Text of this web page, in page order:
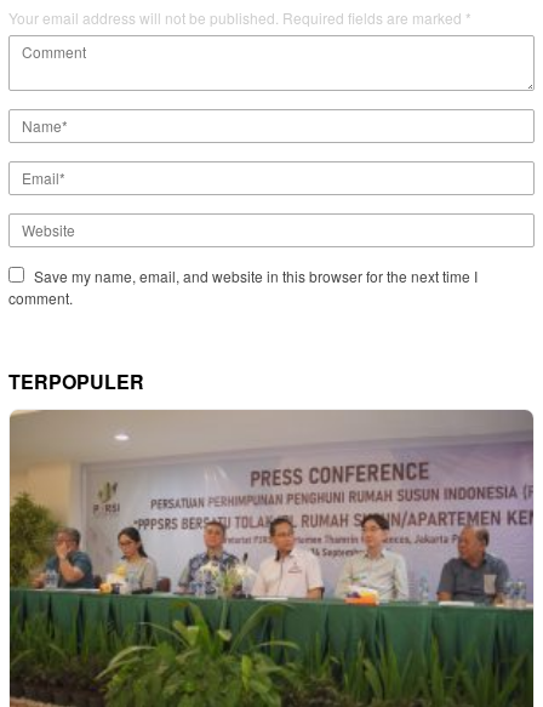
Your email address will not be published. Required fields are marked *
Save my name, email, and website in this browser for the next time I
comment.
TERPOPULER